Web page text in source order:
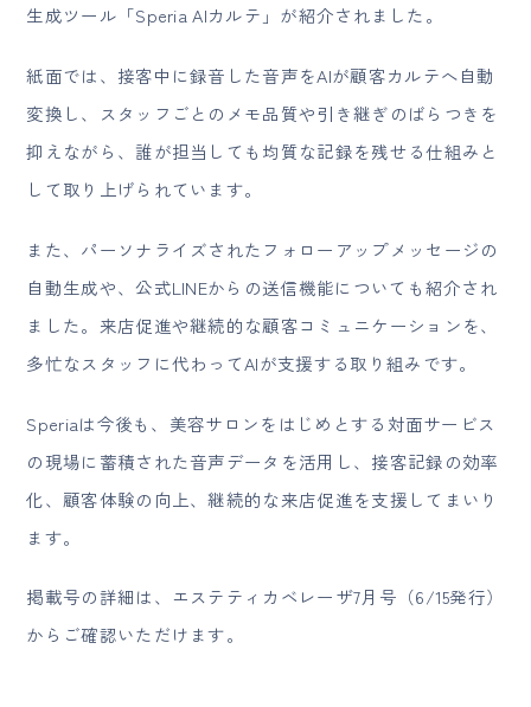
生成ツール「Speria AIカルテ」が紹介されました。
紙面では、接客中に録音した音声をAIが顧客カルテへ自動
変換し、スタッフごとのメモ品質や引き継ぎのばらつきを
抑えながら、誰が担当しても均質な記録を残せる仕組みと
して取り上げられています。
また、パーソナライズされたフォローアップメッセージの
自動生成や、公式LINEからの送信機能についても紹介され
ました。来店促進や継続的な顧客コミュニケーションを、
多忙なスタッフに代わってAIが支援する取り組みです。
Speriaは今後も、美容サロンをはじめとする対面サービス
の現場に蓄積された音声データを活用し、接客記録の効率
化、顧客体験の向上、継続的な来店促進を支援してまいり
ます。
掲載号の詳細は、 エステティカベレーザ7月号（6/15発行）
からご確認いただけます。